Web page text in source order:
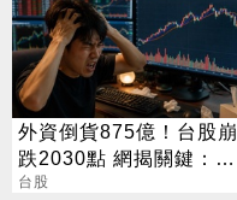
外資倒貨875億！台股崩
跌2030點 網揭關鍵：沒
人接
台股